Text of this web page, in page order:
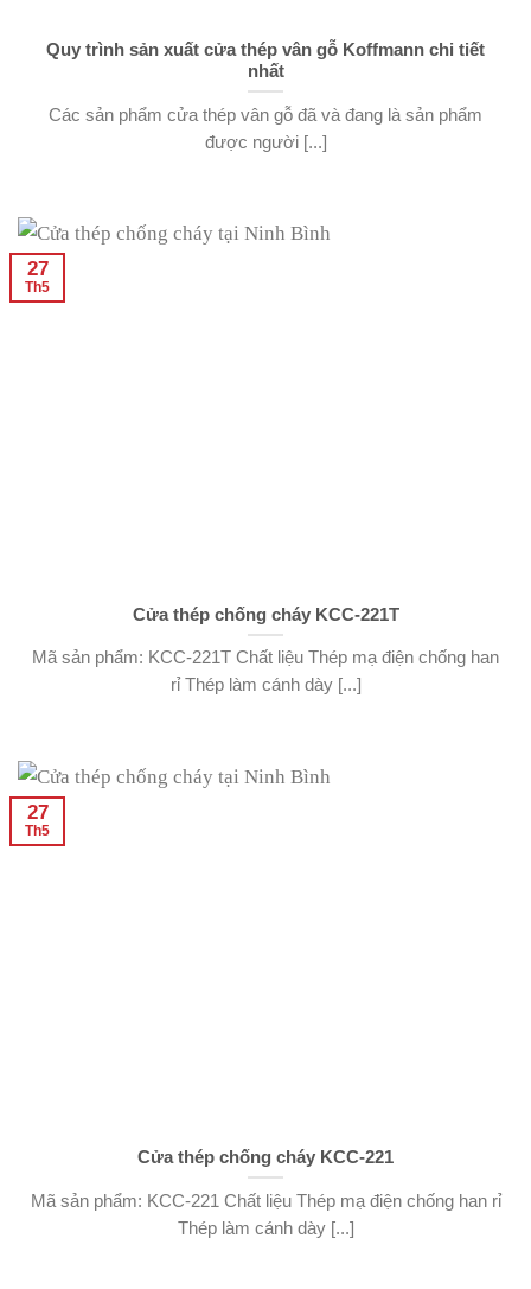
Quy trình sản xuất cửa thép vân gỗ Koffmann chi tiết
nhất
Các sản phẩm cửa thép vân gỗ đã và đang là sản phẩm
được người [...]
Cửa thép chống cháy KCC-221T
Mã sản phẩm: KCC-221T Chất liệu Thép mạ điện chống han
rỉ Thép làm cánh dày [...]
27
Th5
Cửa thép chống cháy KCC-221
Mã sản phẩm: KCC-221 Chất liệu Thép mạ điện chống han rỉ
Thép làm cánh dày [...]
27
Th5